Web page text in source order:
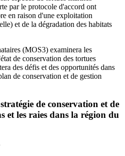
par le protocole d'accord ont
en raison d'une exploitation
et de la dégradation des habitats
(MOS3) examinera les
de conservation des tortues
des défis et des opportunités dans
de conservation et de gestion
de conservation et de
et les raies dans la région du